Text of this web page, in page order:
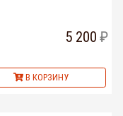
5 200
В КОРЗИНУ